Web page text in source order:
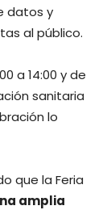
datos y
al público.
a 14:00 y de
sanitaria
lo
que la Feria
amplia